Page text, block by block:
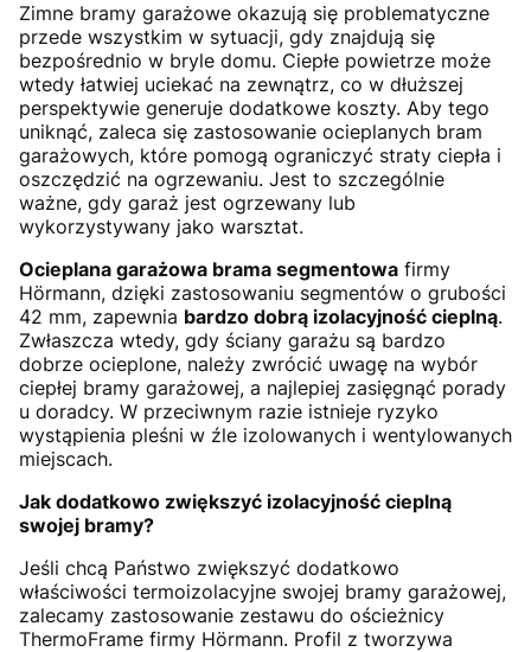
Zimne bramy garażowe okazują się problematyczne
przede wszystkim w sytuacji, gdy znajdują się
bezpośrednio w bryle domu. Ciepłe powietrze może
wtedy łatwiej uciekać na zewnątrz, co w dłuższej
perspektywie generuje dodatkowe koszty. Aby tego
uniknąć, zaleca się zastosowanie ocieplanych bram
garażowych, które pomogą ograniczyć straty ciepła i
oszczędzić na ogrzewaniu. Jest to szczególnie
ważne, gdy garaż jest ogrzewany lub
wykorzystywany jako warsztat.
Ocieplana garażowa brama segmentowa firmy
Hörmann, dzięki zastosowaniu segmentów o grubości
42 mm, zapewnia bardzo dobrą izolacyjność cieplną.
Zwłaszcza wtedy, gdy ściany garażu są bardzo
dobrze ocieplone, należy zwrócić uwagę na wybór
ciepłej bramy garażowej, a najlepiej zasięgnąć porady
u doradcy. W przeciwnym razie istnieje ryzyko
wystąpienia pleśni w źle izolowanych i wentylowanych
miejscach.
Jak dodatkowo zwiększyć izolacyjność cieplną
swojej bramy?
Jeśli chcą Państwo zwiększyć dodatkowo
właściwości termoizolacyjne swojej bramy garażowej,
zalecamy zastosowanie zestawu do ościeżnicy
ThermoFrame firmy Hörmann. Profil z tworzywa